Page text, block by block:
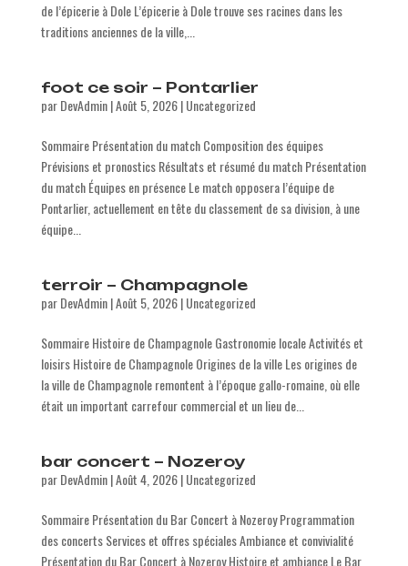
de l’épicerie à Dole L’épicerie à Dole trouve ses racines dans les
traditions anciennes de la ville,...
foot ce soir – Pontarlier
parDevAdmin|Août 5, 2026|Uncategorized
Sommaire Présentation du match Composition des équipes
Prévisions et pronostics Résultats et résumé du match Présentation
du match Équipes en présence Le match opposera l’équipe de
Pontarlier, actuellement en tête du classement de sa division, à une
équipe...
terroir – Champagnole
parDevAdmin|Août 5, 2026|Uncategorized
Sommaire Histoire de Champagnole Gastronomie locale Activités et
loisirs Histoire de Champagnole Origines de la ville Les origines de
la ville de Champagnole remontent à l’époque gallo-romaine, où elle
était un important carrefour commercial et un lieu de...
bar concert – Nozeroy
parDevAdmin|Août 4, 2026|Uncategorized
Sommaire Présentation du Bar Concert à Nozeroy Programmation
des concerts Services et offres spéciales Ambiance et convivialité
Présentation du Bar Concert à Nozeroy Histoire et ambiance Le Bar